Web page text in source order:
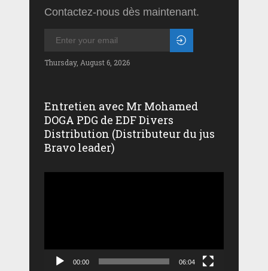
Contactez-nous dès maintenant.
Thursday, August 6, 2026
Entretien avec Mr Mohamed
DOGA PDG de EDF Divers
Distribution (Distributeur du jus
Bravo leader)
00:00 06:04